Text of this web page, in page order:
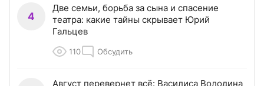
4
Две семьи, борьба за сына и спасение
театра: какие тайны скрывает Юрий
Гальцев
110 Обсудить
Август перевернет всё: Василиса Володина